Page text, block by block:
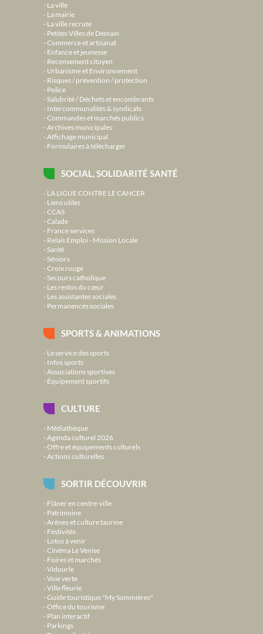
La ville
La mairie
La ville recrute
Petites Villes de Demain
Commerce et artisanat
Enfance et jeunesse
Recensement citoyen
Urbanisme et Environnement
Risques / prévention / protection
Police
Salubrité / Déchets et encombrants
Intercommunalités & syndicats
Commandes et marchés publics
Archives municipales
Affichage municipal
Formulaires à télécharger
SOCIAL, SOLIDARITÉ SANTÉ
LA LIGUE CONTRE LE CANCER
Liens utiles
CCAS
Calade
France services
Relais Emploi - Mission Locale
Santé
Séniors
Croix rouge
Secours catholique
Les restos du cœur
Les assistantes sociales
Permanences sociales
SPORTS & ANIMATIONS
Le service des sports
Infos sports
Associations sportives
Équipement sportifs
CULTURE
Médiathèque
Agenda culturel 2026
Offre et équipements culturels
Actions culturelles
SORTIR DÉCOUVRIR
Flâner en centre-ville
Patrimoine
Arènes et culture taurine
Festivités
Lotos à venir
Cinéma Le Venise
Foires et marchés
Vidourle
Voie verte
Ville fleurie
Guide touristique "My Sommières"
Office du tourisme
Plan interactif
Parkings